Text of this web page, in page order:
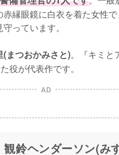
縁眼鏡に白衣を着た女性
っています。
(まつおかみさと)。『キミと
役が代表作です。
AD
観鈴ヘンダーソン(み